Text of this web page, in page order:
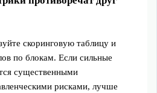
скоринговую таблицу и
по блокам. Если сильные
существенными
рисками, лучше